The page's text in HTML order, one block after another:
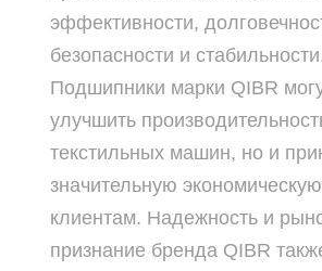
эффективности,
безопасности и
Подшипники марки QIBR
улучшить
текстильных машин, но и
значительную
клиентам. Надежность и
признание бренда QIBR